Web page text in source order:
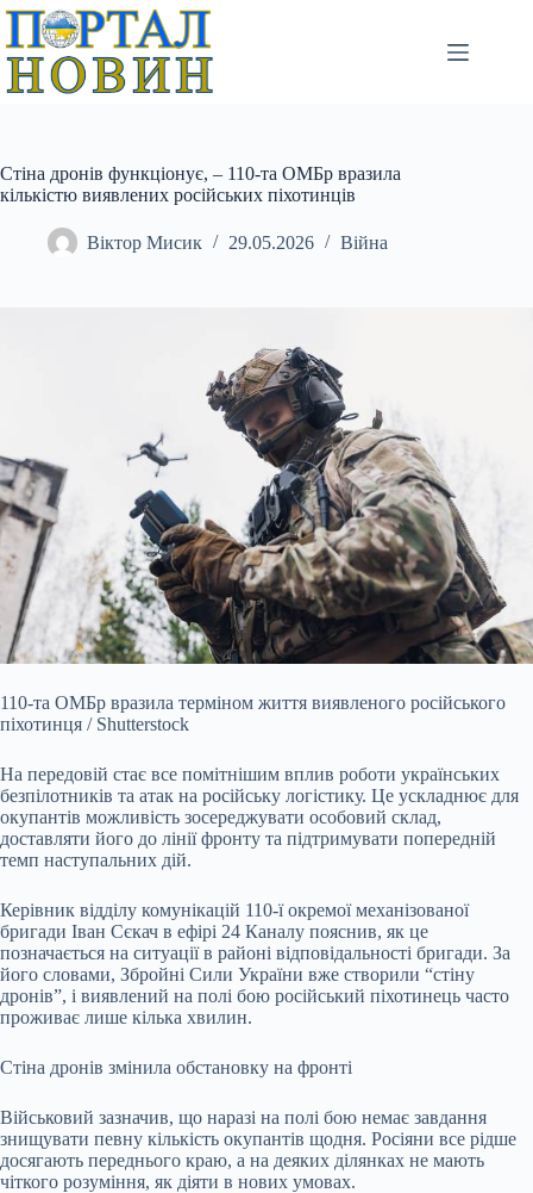
Перейти
вмісту
Стіна дронів функціонує, – 110-та ОМБр вразила
кількістю виявлених російських піхотинців
Віктор Мисик 29.05.2026 Війна
110-та ОМБр вразила терміном життя виявленого російського
піхотинця / Shutterstock
На передовій стає все помітнішим вплив роботи українських
безпілотників та атак на російську логістику. Це ускладнює для
окупантів можливість зосереджувати особовий склад,
доставляти його до лінії фронту та підтримувати попередній
темп наступальних дій.
Керівник відділу комунікацій 110-ї окремої механізованої
бригади Іван Сєкач в ефірі 24 Каналу пояснив, як це
позначається на ситуації в районі відповідальності бригади. За
його словами, Збройні Сили України вже створили “стіну
дронів”, і виявлений на полі бою російський піхотинець часто
проживає лише кілька хвилин.
Стіна дронів змінила обстановку на фронті
Військовий зазначив, що наразі на полі бою немає завдання
знищувати певну кількість окупантів щодня. Росіяни все рідше
досягають переднього краю, а на деяких ділянках не мають
чіткого розуміння, як діяти в нових умовах.